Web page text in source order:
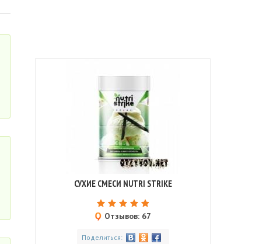
СУХИЕ СМЕСИ NUTRI STRIKE
Отзывов: 67
Поделиться: